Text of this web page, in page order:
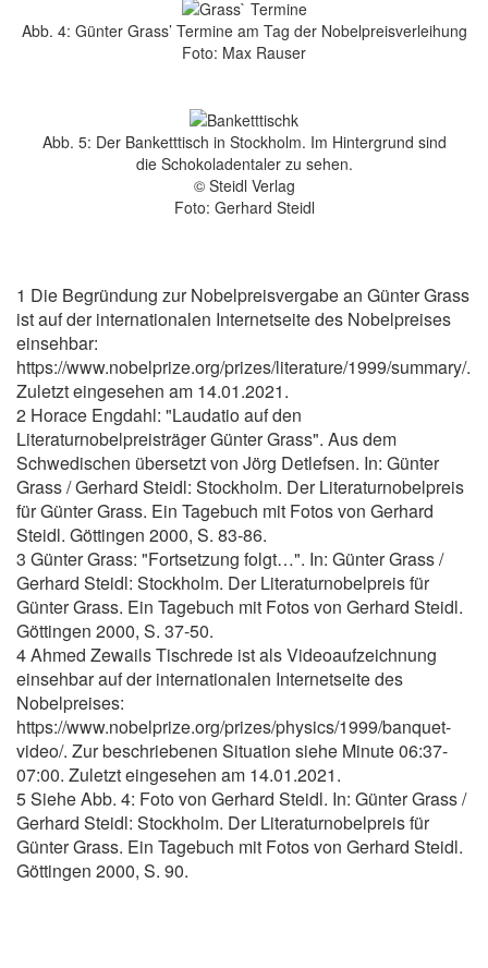
Abb. 4: Günter Grass’ Termine am Tag der Nobelpreisverleihung
Foto: Max Rauser
Abb. 5: Der Banketttisch in Stockholm. Im Hintergrund sind
die Schokoladentaler zu sehen.
© Steidl Verlag
Foto: Gerhard Steidl
1 Die Begründung zur Nobelpreisvergabe an Günter Grass
ist auf der internationalen Internetseite des Nobelpreises
einsehbar:
https://www.nobelprize.org/prizes/literature/1999/summary/.
Zuletzt eingesehen am 14.01.2021.
2 Horace Engdahl: "Laudatio auf den
Literaturnobelpreisträger Günter Grass". Aus dem
Schwedischen übersetzt von Jörg Detlefsen. In: Günter
Grass / Gerhard Steidl: Stockholm. Der Literaturnobelpreis
für Günter Grass. Ein Tagebuch mit Fotos von Gerhard
Steidl. Göttingen 2000, S. 83-86.
3 Günter Grass: "Fortsetzung folgt…". In: Günter Grass /
Gerhard Steidl: Stockholm. Der Literaturnobelpreis für
Günter Grass. Ein Tagebuch mit Fotos von Gerhard Steidl.
Göttingen 2000, S. 37-50.
4 Ahmed Zewails Tischrede ist als Videoaufzeichnung
einsehbar auf der internationalen Internetseite des
Nobelpreises:
https://www.nobelprize.org/prizes/physics/1999/banquet-
video/. Zur beschriebenen Situation siehe Minute 06:37-
07:00. Zuletzt eingesehen am 14.01.2021.
5 Siehe Abb. 4: Foto von Gerhard Steidl. In: Günter Grass /
Gerhard Steidl: Stockholm. Der Literaturnobelpreis für
Günter Grass. Ein Tagebuch mit Fotos von Gerhard Steidl.
Göttingen 2000, S. 90.